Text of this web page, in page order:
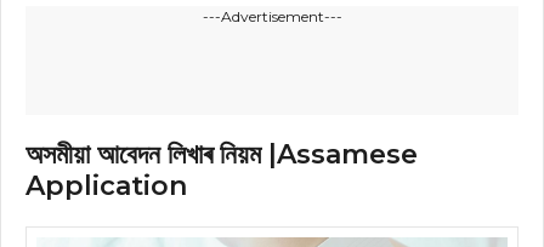
---Advertisement---
অসমীয়া আবেদন লিখাৰ নিয়ম |Assamese
Application